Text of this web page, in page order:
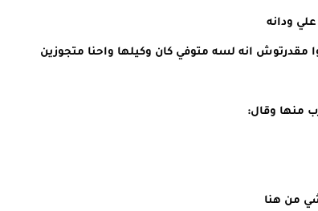
ودانه
مقدرتوش انه لسه متوفي كان وكيلها واحنا متجوزين
منها وقال:
من هنا